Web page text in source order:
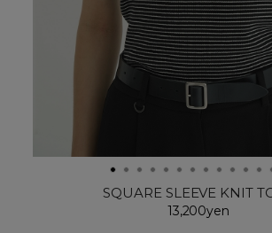
SQUARE SLEEVE KNIT
13,200yen